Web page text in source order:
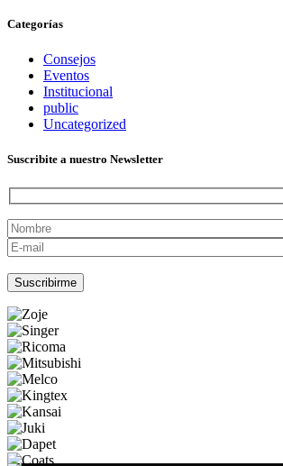
Categorías
Consejos
Eventos
Institucional
public
Uncategorized
Suscribite a nuestro Newsletter